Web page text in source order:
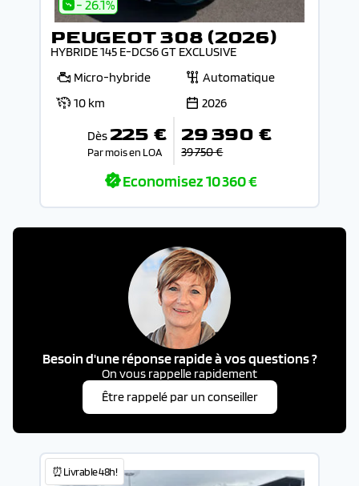
- 26.1%
PEUGEOT 308 (2026)
HYBRIDE 145 E-DCS6 GT EXCLUSIVE
Micro-hybride
Automatique
10 km
2026
Dès 225 €
Par mois en LOA
29 390 €
39 750 €
Economisez10 360 €
Besoin d'une réponse rapide à vos questions ?
On vous rappelle rapidement
Être rappelé par un conseiller
⏰Livrable 48h!